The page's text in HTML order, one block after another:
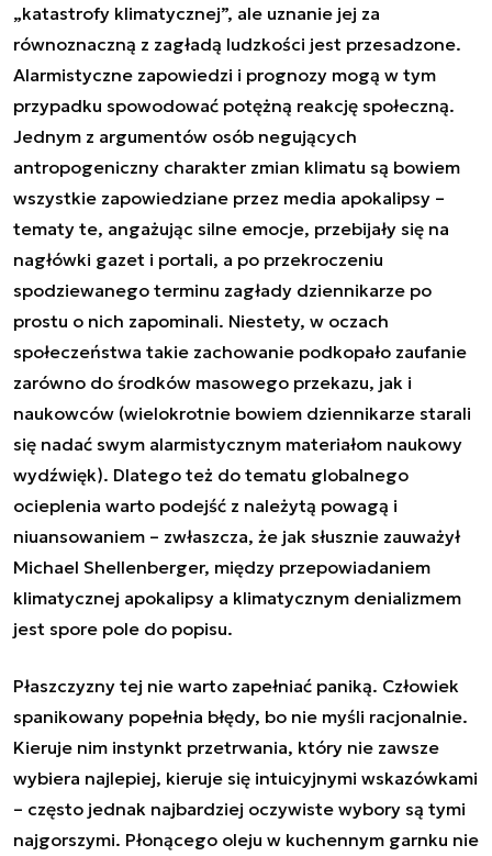
„katastrofy klimatycznej”, ale uznanie jej za
równoznaczną z zagładą ludzkości jest przesadzone.
Alarmistyczne zapowiedzi i prognozy mogą w tym
przypadku spowodować potężną reakcję społeczną.
Jednym z argumentów osób negujących
antropogeniczny charakter zmian klimatu są bowiem
wszystkie zapowiedziane przez media apokalipsy –
tematy te, angażując silne emocje, przebijały się na
nagłówki gazet i portali, a po przekroczeniu
spodziewanego terminu zagłady dziennikarze po
prostu o nich zapominali. Niestety, w oczach
społeczeństwa takie zachowanie podkopało zaufanie
zarówno do środków masowego przekazu, jak i
naukowców (wielokrotnie bowiem dziennikarze starali
się nadać swym alarmistycznym materiałom naukowy
wydźwięk). Dlatego też do tematu globalnego
ocieplenia warto podejść z należytą powagą i
niuansowaniem – zwłaszcza, że jak słusznie zauważył
Michael Shellenberger, między przepowiadaniem
klimatycznej apokalipsy a klimatycznym denializmem
jest spore pole do popisu.
Płaszczyzny tej nie warto zapełniać paniką. Człowiek
spanikowany popełnia błędy, bo nie myśli racjonalnie.
Kieruje nim instynkt przetrwania, który nie zawsze
wybiera najlepiej, kieruje się intuicyjnymi wskazówkami
– często jednak najbardziej oczywiste wybory są tymi
najgorszymi. Płonącego oleju w kuchennym garnku nie